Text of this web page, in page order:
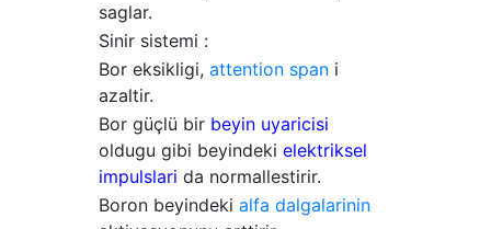
saglar.
Sinir sistemi :
Bor eksikligi, attention span i
azaltir.
Bor güçlü bir beyin uyaricisi
oldugu gibi beyindeki elektriksel
impulslari da normallestirir.
Boron beyindeki alfa dalgalarinin